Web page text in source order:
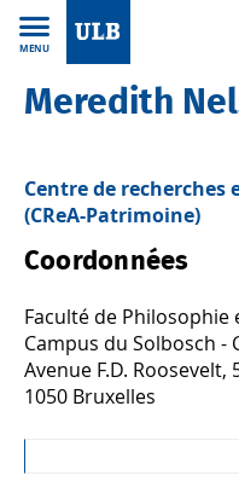
MENU
Accueil FR Annuaire
Meredith
Centre de
(CReA-Patrimoine)
Coordonnées
Faculté de Philosophie
Campus du Solbosch -
Avenue F.D. Roosevelt,
1050 Bruxelles